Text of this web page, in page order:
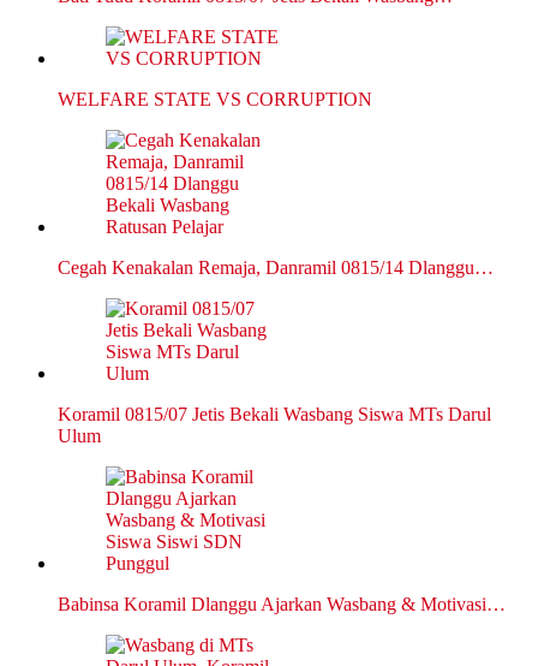
WELFARE STATE VS CORRUPTION
Cegah Kenakalan Remaja, Danramil 0815/14 Dlanggu…
Koramil 0815/07 Jetis Bekali Wasbang Siswa MTs Darul
Ulum
Babinsa Koramil Dlanggu Ajarkan Wasbang & Motivasi…